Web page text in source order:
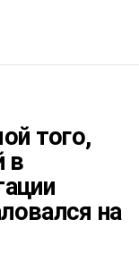
того,
в
на